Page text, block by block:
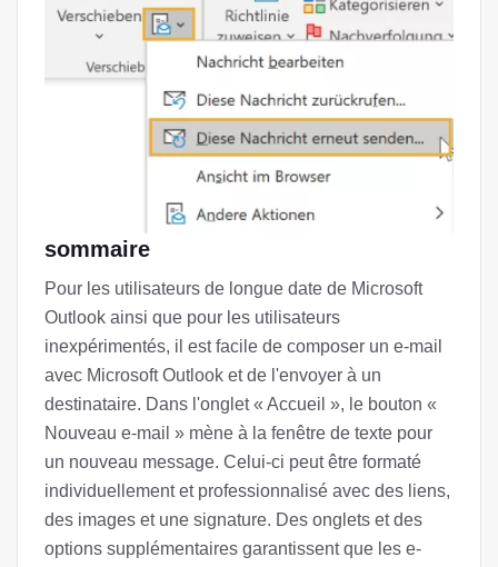
sommaire
Pour les utilisateurs de longue date de Microsoft
Outlook ainsi que pour les utilisateurs
inexpérimentés, il est facile de composer un e-mail
avec Microsoft Outlook et de l'envoyer à un
destinataire. Dans l'onglet « Accueil », le bouton «
Nouveau e-mail » mène à la fenêtre de texte pour
un nouveau message. Celui-ci peut être formaté
individuellement et professionnalisé avec des liens,
des images et une signature. Des onglets et des
options supplémentaires garantissent que les e-